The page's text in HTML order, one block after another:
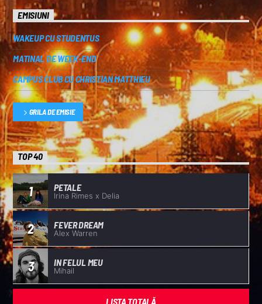
EMISIUNI
WAKEUP CU STUDENTUS
MATINAL DE WEEK-END
CAMPUS CLUB CU CHRISTIAN MATTHIEU
GRILA DE EMISIE
TOP 40
1 PETALE
Irina Rimes x Delia
2 FEVER DREAM
Alex Warren
3 IN FELUL MEU
Mihail
LISTA TOTALĂ